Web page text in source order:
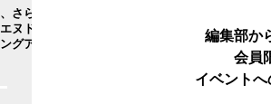
さらにあか
ヌドット）
グアイテム
のテクニッ
苦手な人にも使って欲し
い！ 韓国で大人気のスト
う
ス
。
リ
TikTok
編集部か
会員
イベント